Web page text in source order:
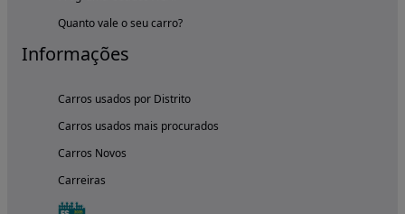
Quanto vale o seu carro?
Informações
Carros usados por Distrito
Carros usados mais procurados
Carros Novos
Carreiras